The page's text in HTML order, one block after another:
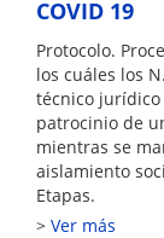
COVID 19
Protocolo.
los cuáles los
técnico jurídico
patrocinio de
mientras se
aislamiento
Etapas.
Ver más